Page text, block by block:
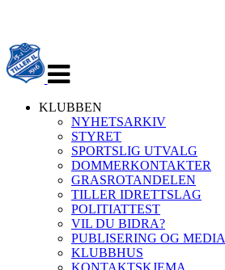
navigasjon
KLUBBEN
NYHETSARKIV
STYRET
SPORTSLIG UTVALG
DOMMERKONTAKTER
GRASROTANDELEN
TILLER IDRETTSLAG
POLITIATTEST
VIL DU BIDRA?
PUBLISERING OG MEDIA
KLUBBHUS
KONTAKTSKJEMA